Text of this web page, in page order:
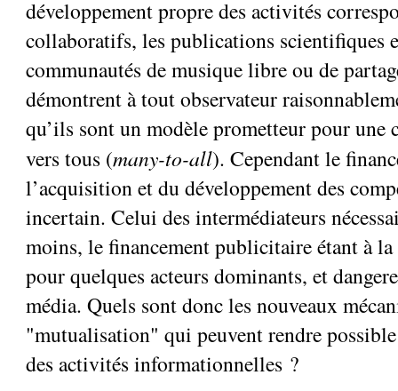
développement propre des activités
collaboratifs, les publications scientifiques
communautés de musique libre ou de
démontrent à tout observateur
qu’ils sont un modèle prometteur pour une
vers tous (many-to-all). Cependant le
l’acquisition et du développement des
incertain. Celui des intermédiateurs
moins, le financement publicitaire étant à
pour quelques acteurs dominants, et
média. Quels sont donc les nouveaux
"mutualisation" qui peuvent rendre
des activités informationnelles ?